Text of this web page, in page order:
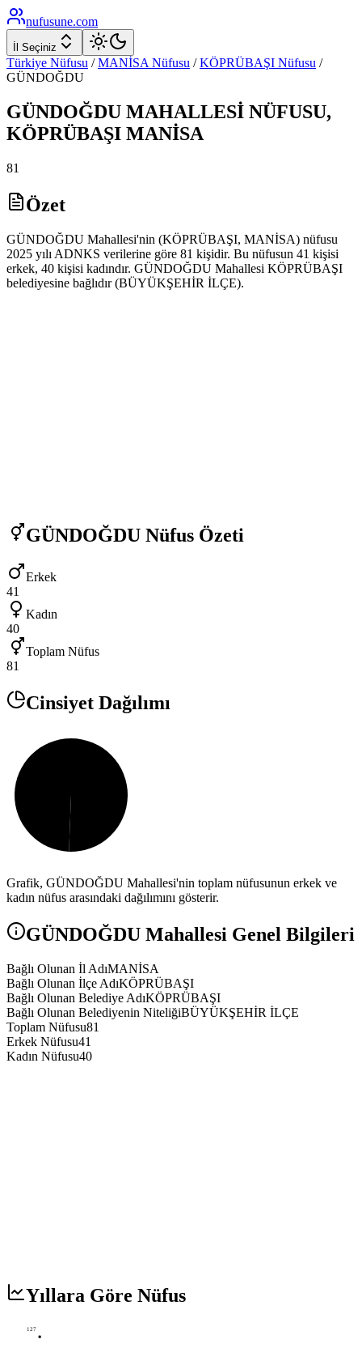
nufusune.com
İl Seçiniz
Türkiye Nüfusu / MANİSA Nüfusu / KÖPRÜBAŞI Nüfusu /
GÜNDOĞDU
GÜNDOĞDU MAHALLESİ NÜFUSU,
KÖPRÜBAŞI MANİSA
81
Özet
GÜNDOĞDU Mahallesi'nin (KÖPRÜBAŞI, MANİSA) nüfusu
2025 yılı ADNKS verilerine göre 81 kişidir. Bu nüfusun 41 kişisi
erkek, 40 kişisi kadındır. GÜNDOĞDU Mahallesi KÖPRÜBAŞI
belediyesine bağlıdır (BÜYÜKŞEHİR İLÇE).
GÜNDOĞDU Nüfus Özeti
Erkek
41
Kadın
40
Toplam Nüfus
81
Cinsiyet Dağılımı
Grafik, GÜNDOĞDU Mahallesi'nin toplam nüfusunun erkek ve
kadın nüfus arasındaki dağılımını gösterir.
GÜNDOĞDU Mahallesi Genel Bilgileri
Bağlı Olunan İl AdıMANİSA
Bağlı Olunan İlçe AdıKÖPRÜBAŞI
Bağlı Olunan Belediye AdıKÖPRÜBAŞI
Bağlı Olunan Belediyenin NiteliğiBÜYÜKŞEHİR İLÇE
Toplam Nüfusu81
Erkek Nüfusu41
Kadın Nüfusu40
Yıllara Göre Nüfus
127